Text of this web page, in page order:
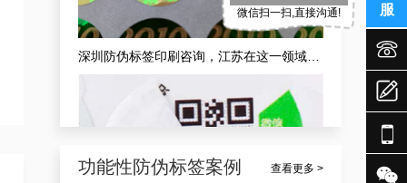
功能性防伪标签案例 查看更多 >
服
微信扫一扫,直接沟通!




